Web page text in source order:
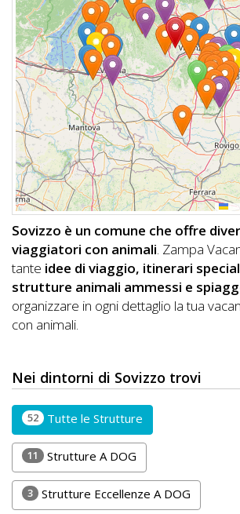
OFFERTE
A
DOG
INFO
A
DOG
CHIEDI
CODICE
SCONTO
Video
Tutorial
Lavora
con
Noi
Sovizzo è un comune che offre
viaggiatori con animali. Zampa
tante idee di viaggio, itinerari
strutture animali ammessi e
organizzare in ogni dettaglio la tua
con animali.
Nei dintorni di Sovizzo trovi
52 Tutte le Strutture
11 Strutture A DOG
3 Strutture Eccellenze A DOG